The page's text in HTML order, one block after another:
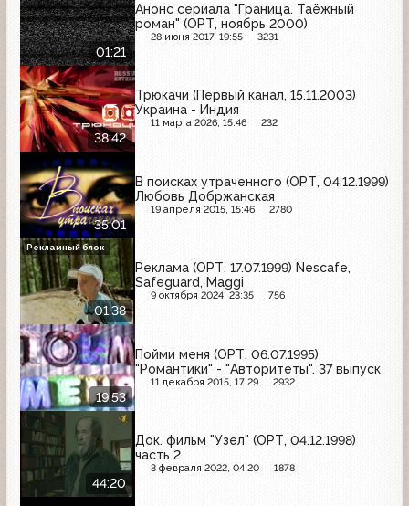
01:21
Анонс сериала "Граница. Таёжный
роман" (ОРТ, ноябрь 2000)
28 июня 2017, 19:55 3231
38:42
Трюкачи (Первый канал, 15.11.2003)
Украина - Индия
11 марта 2026, 15:46 232
35:01
В поисках утраченного (ОРТ, 04.12.1999)
Любовь Добржанская
19 апреля 2015, 15:46 2780
01:38
Реклама (ОРТ, 17.07.1999) Nescafe,
Safeguard, Maggi
9 октября 2024, 23:35 756
Рекламный блок
19:53
Пойми меня (ОРТ, 06.07.1995)
"Романтики" - "Авторитеты". 37 выпуск
11 декабря 2015, 17:29 2932
44:20
Док. фильм "Узел" (ОРТ, 04.12.1998)
часть 2
3 февраля 2022, 04:20 1878